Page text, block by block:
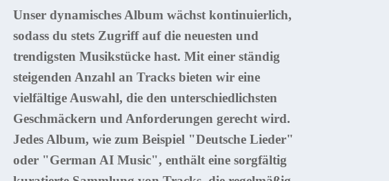
Unser dynamisches Album wächst kontinuierlich,
sodass du stets Zugriff auf die neuesten und
trendigsten Musikstücke hast. Mit einer ständig
steigenden Anzahl an Tracks bieten wir eine
vielfältige Auswahl, die den unterschiedlichsten
Geschmäckern und Anforderungen gerecht wird.
Jedes Album, wie zum Beispiel "Deutsche Lieder"
oder "German AI Music", enthält eine sorgfältig